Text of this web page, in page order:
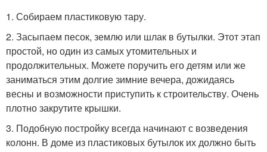
1. Собираем пластиковую тару.
2. Засыпаем песок, землю или шлак в бутылки. Этот этап
простой, но один из самых утомительных и
продолжительных. Можете поручить его детям или же
заниматься этим долгие зимние вечера, дожидаясь
весны и возможности приступить к строительству. Очень
плотно закрутите крышки.
3. Подобную постройку всегда начинают с возведения
колонн. В доме из пластиковых бутылок их должно быть